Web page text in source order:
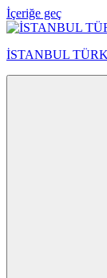
İçeriğe geç
İSTANBUL